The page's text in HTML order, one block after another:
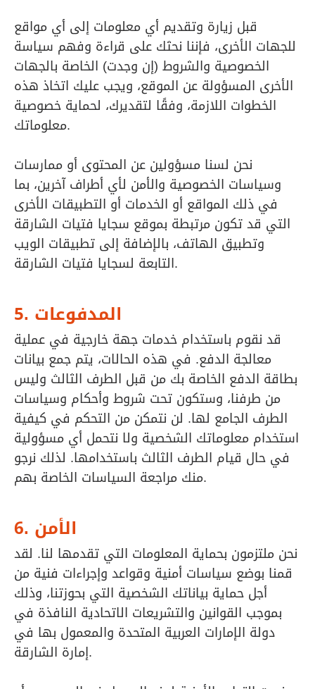
قبل زيارة وتقديم أي معلومات إلى أي مواقع
للجهات الأخرى، فإننا نحثك على قراءة وفهم سياسة
الخصوصية والشروط (إن وجدت) الخاصة بالجهات
الأخرى المسؤولة عن الموقع، ويجب عليك اتخاذ هذه
الخطوات اللازمة، وفقًا لتقديرك، لحماية خصوصية
معلوماتك.
نحن لسنا مسؤولين عن المحتوى أو ممارسات
وسياسات الخصوصية والأمن لأي أطراف آخرين، بما
في ذلك المواقع أو الخدمات أو التطبيقات الأخرى
التي قد تكون مرتبطة بموقع سجايا فتيات الشارقة
وتطبيق الهاتف، بالإضافة إلى تطبيقات الويب
التابعة لسجايا فتيات الشارقة.
5. المدفوعات
قد نقوم باستخدام خدمات جهة خارجية في عملية
معالجة الدفع. في هذه الحالات، يتم جمع بيانات
بطاقة الدفع الخاصة بك من قبل الطرف الثالث وليس
من طرفنا، وستكون تحت شروط وأحكام وسياسات
الطرف الجامع لها. لن نتمكن من التحكم في كيفية
استخدام معلوماتك الشخصية ولا نتحمل أي مسؤولية
في حال قيام الطرف الثالث باستخدامها. لذلك نرجو
منك مراجعة السياسات الخاصة بهم.
6. الأمن
نحن ملتزمون بحماية المعلومات التي تقدمها لنا. لقد
قمنا بوضع سياسات أمنية وقواعد وإجراءات فنية من
أجل حماية بياناتك الشخصية التي بحوزتنا، وذلك
بموجب القوانين والتشريعات الاتحادية النافذة في
دولة الإمارات العربية المتحدة والمعمول بها في
إمارة الشارقة.